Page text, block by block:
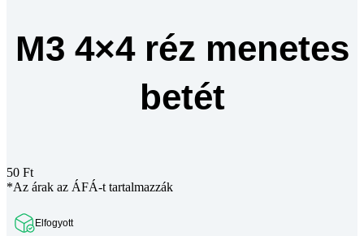
M3 4×4 réz menetes
betét
50 Ft
*Az árak az ÁFÁ-t tartalmazzák
Elfogyott